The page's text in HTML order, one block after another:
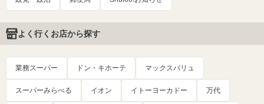
よく行くお店から探す
業務スーパー ドン・キホーテ マックスバリュ
スーパーみらべる イオン イトーヨーカドー 万代